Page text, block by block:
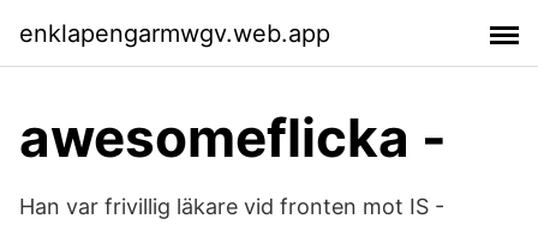
enklapengarmwgv.web.app
awesomeflicka -
Han var frivillig läkare vid fronten mot IS -